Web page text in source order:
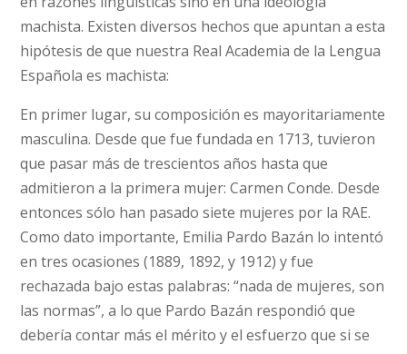
machista. Existen diversos hechos que apuntan a esta
hipótesis de que nuestra Real Academia de la Lengua
Española es machista:
En primer lugar, su composición es mayoritariamente
masculina. Desde que fue fundada en 1713, tuvieron
que pasar más de trescientos años hasta que
admitieron a la primera mujer: Carmen Conde. Desde
entonces sólo han pasado siete mujeres por la RAE.
Como dato importante, Emilia Pardo Bazán lo intentó
en tres ocasiones (1889, 1892, y 1912) y fue
rechazada bajo estas palabras: “nada de mujeres, son
las normas”, a lo que Pardo Bazán respondió que
debería contar más el mérito y el esfuerzo que si se